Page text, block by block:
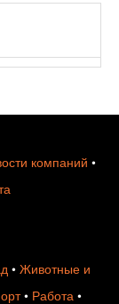
компаний •
• Животные и
• Работа •